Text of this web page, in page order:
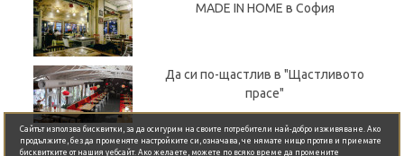
MADE IN HOME в София
Да си по-щастлив в "Щастливото
прасе"
Сайтът използва бисквитки, за да осигурим на своите потребители най-добро изживяване. Ако
продължите, без да променяте настройките си, означава, че нямате нищо против и приемате
бисквитките от нашия уебсайт. Ако желаете, можете по всяко време да промените